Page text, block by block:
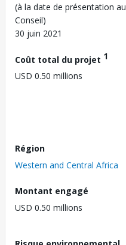
(à la date de présentation au
Conseil)
30 juin 2021
Coût total du projet 1
USD 0.50 millions
Région
Western and Central Africa
Montant engagé
USD 0.50 millions